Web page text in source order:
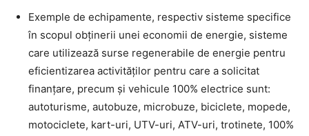
Exemple de echipamente, respectiv sisteme specifice
în scopul obținerii unei economii de energie, sisteme
care utilizează surse regenerabile de energie pentru
eficientizarea activităților pentru care a solicitat
finanțare, precum și vehicule 100% electrice sunt:
autoturisme, autobuze, microbuze, biciclete, mopede,
motociclete, kart-uri, UTV-uri, ATV-uri, trotinete, 100%